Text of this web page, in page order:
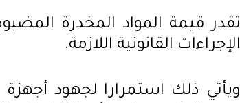
الإجراءات القانونية اللازمة.
ويأتي ذلك استمرارا لجهود أجهزة